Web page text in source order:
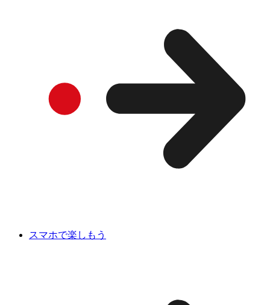
スマホで楽しもう